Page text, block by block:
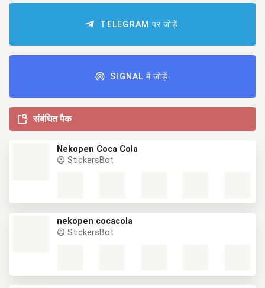
TELEGRAM पर जोड़ें
SIGNAL में जोड़ें
संबंधित पैक
Nekopen Coca Cola
StickersBot
nekopen cocacola
StickersBot